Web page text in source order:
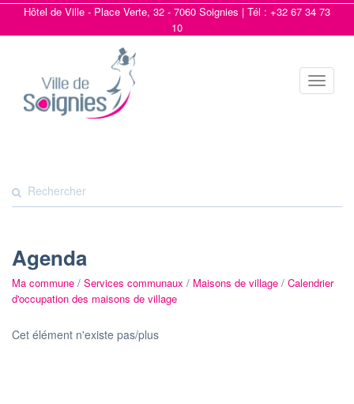
Hôtel de Ville - Place Verte, 32 - 7060 Soignies | Tél : +32 67 34 73
10
Toggle
Agenda
Ma commune / Services communaux / Maisons de village / Calendrier
d'occupation des maisons de village
Cet élément n'existe pas/plus